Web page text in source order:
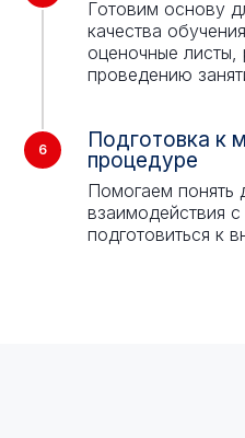
Готовим основу
качества
оценочные листы,
проведению
Подготовка к
процедуре
Помогаем понять
взаимодействия
подготовиться к